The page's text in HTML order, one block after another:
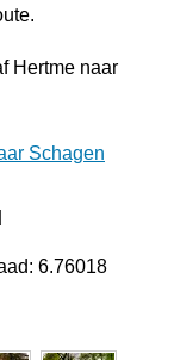
Hertme naar
Schagen
6.76018